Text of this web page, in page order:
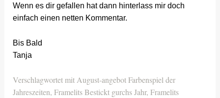
Wenn es dir gefallen hat dann hinterlass mir doch
einfach einen netten Kommentar.
Bis Bald
Tanja
Verschlagwortet mitAugust-angebot Farbenspiel der
Jahreszeiten,Framelits Bestickt gurchs Jahr,Framelits